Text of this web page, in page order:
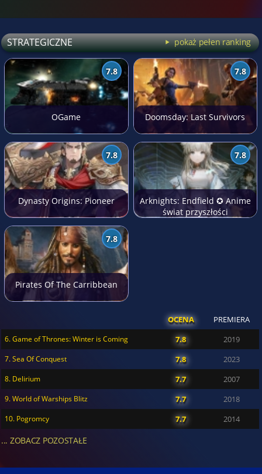
STRATEGICZNE pokaż pełen ranking
7.8
OGame
7.8
Doomsday: Last Survivors
7.8
Dynasty Origins: Pioneer
7.8
Arknights: Endfield ✪ Anime
świat przyszłości
7.8
Pirates Of The Carribbean
OCENA PREMIERA
6. Game of Thrones: Winter is Coming 7.8 2019
7. Sea Of Conquest 7.8 2023
8. Delirium 7.7 2007
9. World of Warships Blitz 7.7 2018
10. Pogromcy 7.7 2014
... ZOBACZ POZOSTAŁE